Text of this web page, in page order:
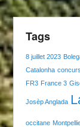
Tags
8 juillet 2023
Catalonha concurs
FR3 France 3
Josèp Anglada
occitane